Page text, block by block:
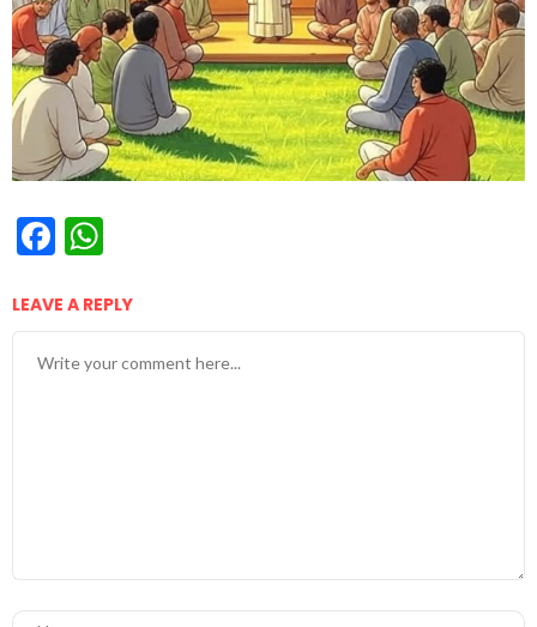
Facebook
LEAVE A REPLY